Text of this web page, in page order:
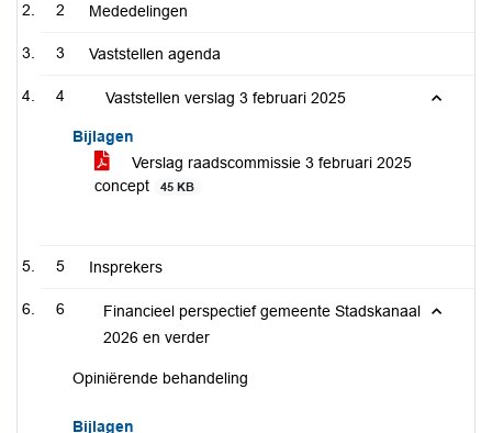
2 Mededelingen
3 Vaststellen agenda
4 Vaststellen verslag 3 februari 2025
Bijlagen
Verslag raadscommissie 3 februari 2025
concept
45 KB
5 Insprekers
6
Financieel perspectief gemeente Stadskanaal
2026 en verder
Opiniërende behandeling
Bijlagen